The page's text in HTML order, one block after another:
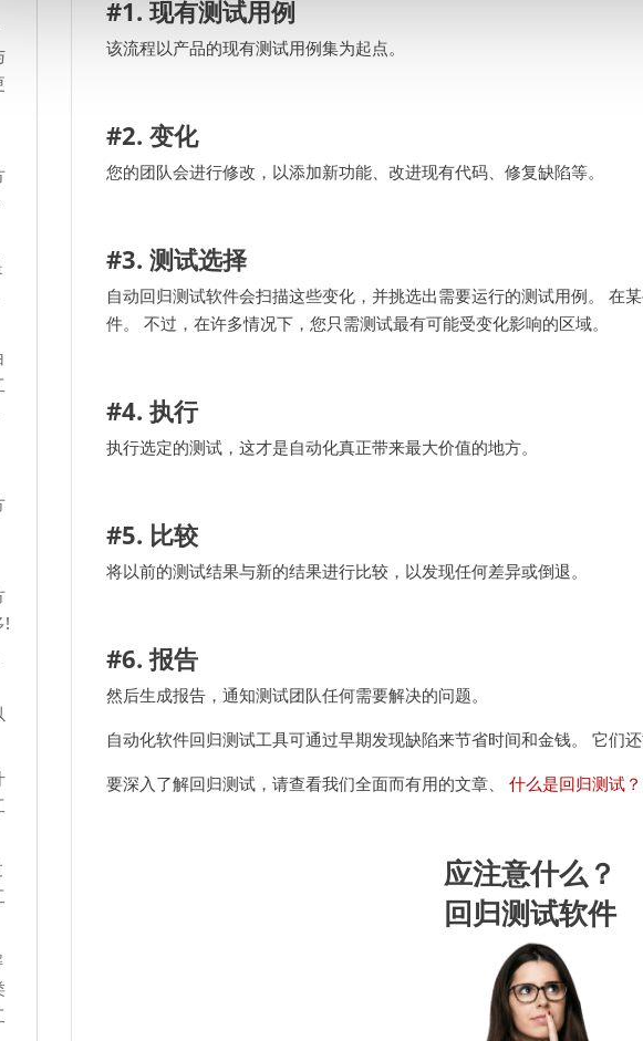
#1. 现有测试用例
该流程以产品的现有测试用例集为起点。
#2. 变化
您的团队会进行修改，以添加新功能、改进现有代码、修复缺陷等。
#3. 测试选择
自动回归测试软件会扫描这些变化，并挑选出需要运行的测试用例。 在
件。 不过，在许多情况下，您只需测试最有可能受变化影响的区域。
#4. 执行
执行选定的测试，这才是自动化真正带来最大价值的地方。
#5. 比较
将以前的测试结果与新的结果进行比较，以发现任何差异或倒退。
#6. 报告
然后生成报告，通知测试团队任何需要解决的问题。
自动化软件回归测试工具可通过早期发现缺陷来节省时间和金钱。 它们
要深入了解回归测试，请查看我们全面而有用的文章、什么是回归测试
应注意什么？
回归测试软件
!